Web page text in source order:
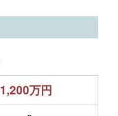
1,200万円